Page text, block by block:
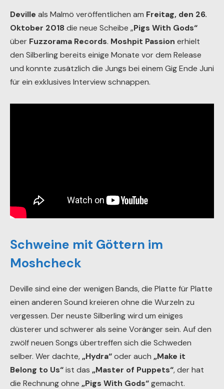
Deville als Malmö veröffentlichen am Freitag, den 26.
Oktober 2018 die neue Scheibe „Pigs With Gods“
über Fuzzorama Records. Moshpit Passion erhielt
den Silberling bereits einige Monate vor dem Release
und konnte zusätzlich die Jungs bei einem Gig Ende Juni
für ein exklusives Interview schnappen.
Schweine mit Göttern im
Moshcheck
Deville sind eine der wenigen Bands, die Platte für Platte
einen anderen Sound kreieren ohne die Wurzeln zu
vergessen. Der neuste Silberling wird um einiges
düsterer und schwerer als seine Voränger sein. Auf den
zwölf neuen Songs übertreffen sich die Schweden
selber. Wer dachte, „Hydra“oder auch „Make it
Belong to Us“ist das „Master of Puppets“, der hat
die Rechnung ohne „Pigs With Gods“gemacht.